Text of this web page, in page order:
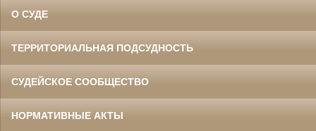
О СУДЕ
ТЕРРИТОРИАЛЬНАЯ ПОДСУДНОСТЬ
СУДЕЙСКОЕ СООБЩЕСТВО
НОРМАТИВНЫЕ АКТЫ